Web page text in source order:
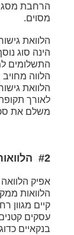
הרחבת
מסוים.
הינה סוג
התשלומים
הלווה
הלוואת
לאורך
משלם את
#2 הלוואות חוץ-בנקאיות לעסקים קטנים
אפיק
הלוואות
קיים מגוון
עסקים
בנקאיים